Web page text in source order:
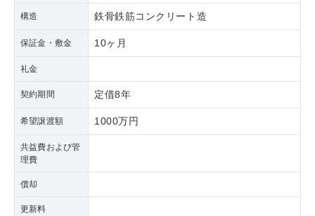
構造 鉄骨鉄筋コンクリート造
保証金・敷金 10ヶ月
礼金
契約期間 定借8年
希望譲渡額 1000万円
共益費および管
理費
償却
更新料